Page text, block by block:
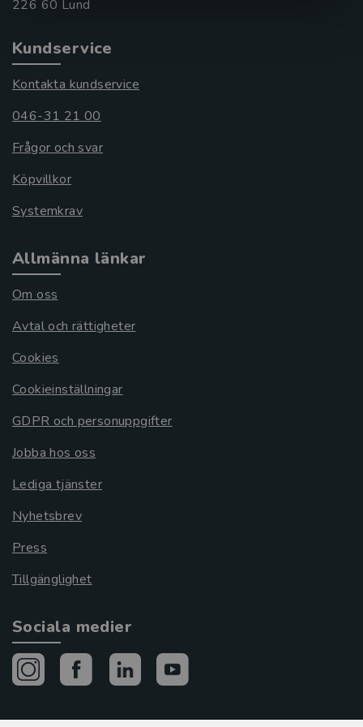
Kundservice
Kontakta kundservice
046-31 21 00
Frågor och svar
Köpvillkor
Systemkrav
Allmänna länkar
Om oss
Avtal och rättigheter
Cookies
Cookieinställningar
GDPR och personuppgifter
Jobba hos oss
Lediga tjänster
Nyhetsbrev
Press
Tillgänglighet
Sociala medier